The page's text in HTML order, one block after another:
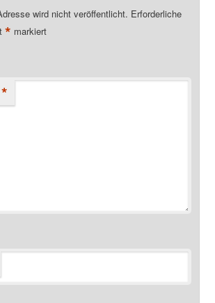
wird nicht veröffentlicht. Erforderliche
* markiert
*